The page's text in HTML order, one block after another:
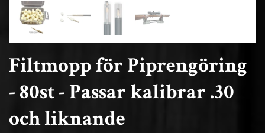
Filtmopp för Piprengöring
- 80st - Passar kalibrar .30
och liknande